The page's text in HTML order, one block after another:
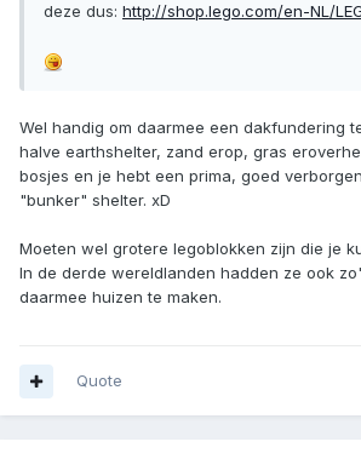
deze dus: http://shop.lego.com/en-NL/
Wel handig om daarmee een dakfundering
halve earthshelter, zand erop, gras
bosjes en je hebt een prima, goed
"bunker" shelter. xD
Moeten wel grotere legoblokken zijn die je
In de derde wereldlanden hadden ze ook
daarmee huizen te maken.
Quote